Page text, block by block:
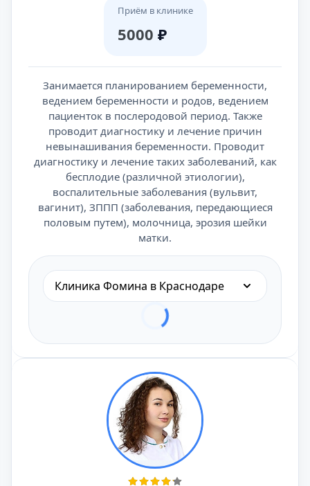
Приём в клинике
5000 ₽
Занимается планированием беременности,
ведением беременности и родов, ведением
пациенток в послеродовой период. Также
проводит диагностику и лечение причин
невынашивания беременности. Проводит
диагностику и лечение таких заболеваний, как
бесплодие (различной этиологии),
воспалительные заболевания (вульвит,
вагинит), ЗППП (заболевания, передающиеся
половым путем), молочница, эрозия шейки
матки.
Клиника Фомина в Краснодаре